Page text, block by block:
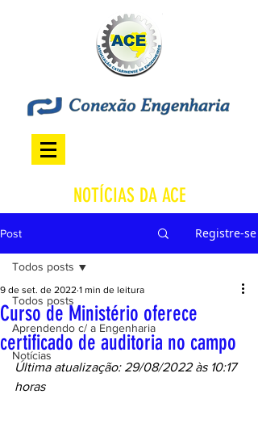
NOTÍCIAS DA ACE
Post Registre-se
Todos posts
Aprendendo c/ a Engenharia
Notícias
Todos posts
Curso de Ministério oferece
certificado de auditoria no campo
9 de set. de 2022 1 min de leitura
Última atualização: 29/08/2022 às 10:17
horas